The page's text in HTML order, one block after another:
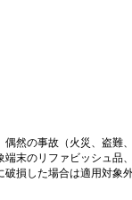
偶然の事故（火災、盗難
末のリファビッシュ品
損した場合は適用対象外